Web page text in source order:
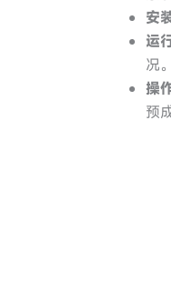
安
运
况。
操
预